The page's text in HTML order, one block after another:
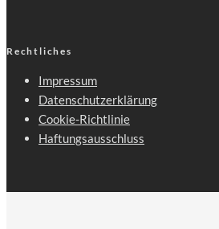
Rechtliches
Impressum
Datenschutzerklärung
Cookie-Richtlinie
Haftungsausschluss